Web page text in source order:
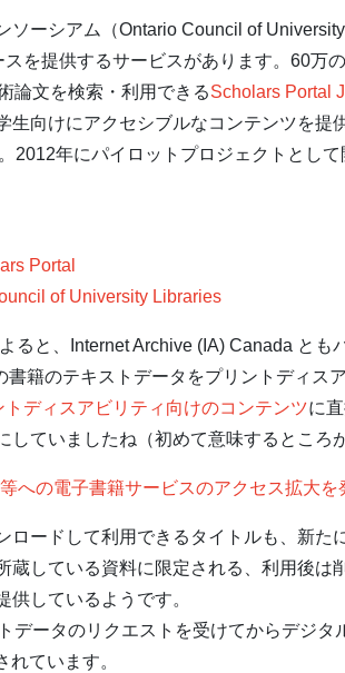
ーシアム（Ontario Council of
を提供するサービスがあります。60万
論文を検索・利用できるScholars Portal
生向けにアクセシブルなコンテンツを提
2012年にパイロットプロジェクトとし
Portal
of University Libraries
ると、Internet Archive (IA) Canada と
籍のテキストデータをプリントディス
ディスアビリティ向けのコンテンツに
ていましたね（初めて意味するところ
への電子書籍サービスのアクセス拡大
ロードして利用できるタイトルも、新た
蔵している資料に限定される、利用後は
しているようです。
ータのリクエストを受けてからデジタ
ています。